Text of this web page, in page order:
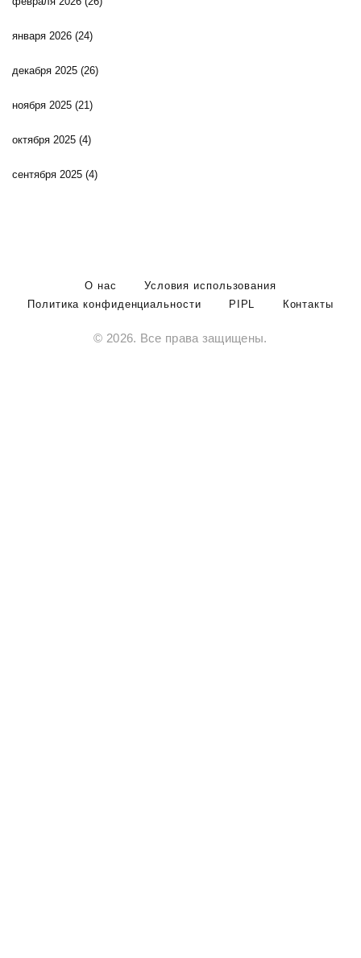
января 2026 (24)
декабря 2025 (26)
ноября 2025 (21)
октября 2025 (4)
сентября 2025 (4)
О нас
Условия использования
Политика конфиденциальности
PIPL Контакты
© 2026. Все права защищены.